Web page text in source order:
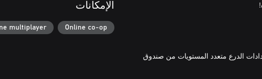
الدرع متعدد المستويات من صندوق
الإمكانات
Online co-op
multiplayer